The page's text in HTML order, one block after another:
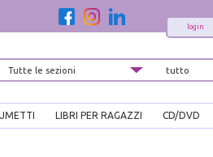
login
LIBRI PER RAGAZZI CD/DVD